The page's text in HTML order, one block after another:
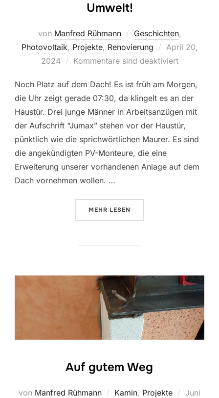
Umwelt!
von Manfred Rühmann Geschichten,
Photovoltaik, Projekte, Renovierung
Veröffentlicht
am
April 20,
2024
Kommentare sind deaktiviert
Noch Platz auf dem Dach! Es ist früh am Morgen,
die Uhr zeigt gerade 07:30, da klingelt es an der
Haustür. Drei junge Männer in Arbeitsanzügen mit
der Aufschrift “Jumax” stehen vor der Haustür,
pünktlich wie die sprichwörtlichen Maurer. Es sind
die angekündigten PV-Monteure, die eine
Erweiterung unserer vorhandenen Anlage auf dem
Dach vornehmen wollen. …
MEHR ÜBER „FÜR MEHR ENERGIE UND
LESEN
Auf gutem Weg
von Manfred Rühmann Kamin, Projekte
Juni